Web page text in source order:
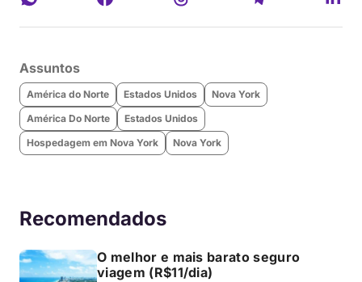
Assuntos
América do Norte Estados Unidos
Nova York
América Do Norte
Estados Unidos
Hospedagem em Nova York
Nova York
Recomendados
O melhor e mais barato seguro
viagem (R$11/dia)